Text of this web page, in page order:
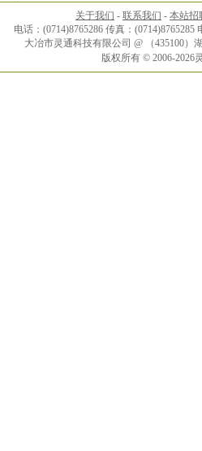
关于我们 - 联系我们 - 本站招
电话：(0714)8765286 传真：(0714)8765285
大冶市灵通科技有限公司 @ （435100
版权所有 © 2006-2026